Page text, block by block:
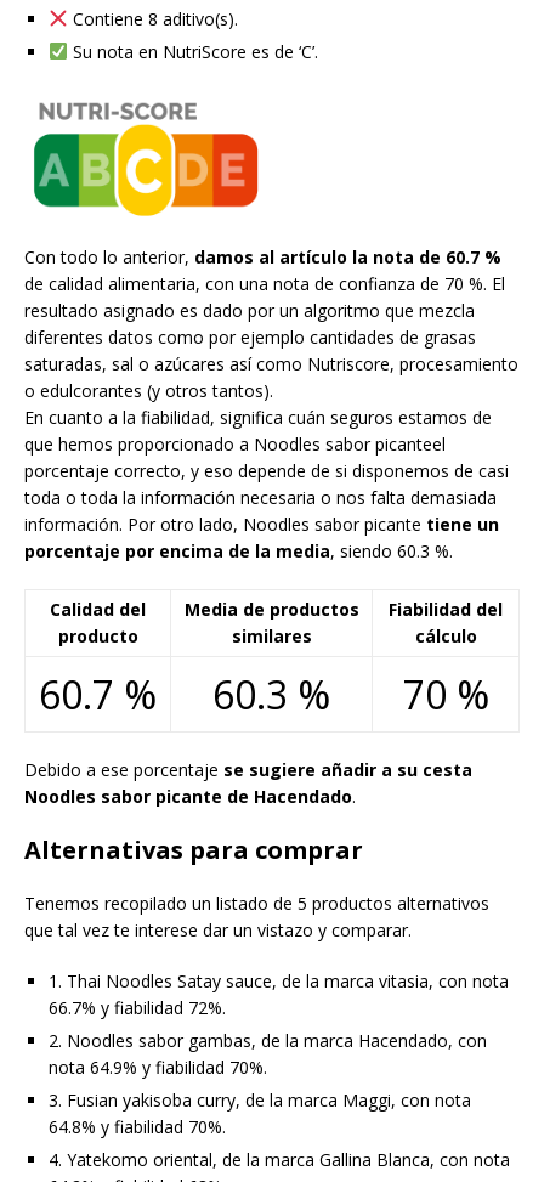
Contiene 8 aditivo(s).
Su nota en NutriScore es de ‘C’.
Con todo lo anterior, damos al artículo la nota de 60.7 %
de calidad alimentaria, con una nota de confianza de 70 %. El
resultado asignado es dado por un algoritmo que mezcla
diferentes datos como por ejemplo cantidades de grasas
saturadas, sal o azúcares así como Nutriscore, procesamiento
o edulcorantes (y otros tantos).
En cuanto a la fiabilidad, significa cuán seguros estamos de
que hemos proporcionado a Noodles sabor picanteel
porcentaje correcto, y eso depende de si disponemos de casi
toda o toda la información necesaria o nos falta demasiada
información. Por otro lado, Noodles sabor picante tiene un
porcentaje por encima de la media, siendo 60.3 %.
Calidad del
producto
Media de productos
similares
Fiabilidad del
cálculo
60.7 % 60.3 % 70 %
Debido a ese porcentaje se sugiere añadir a su cesta
Noodles sabor picante de Hacendado.
Alternativas para comprar
Tenemos recopilado un listado de 5 productos alternativos
que tal vez te interese dar un vistazo y comparar.
1. Thai Noodles Satay sauce, de la marca vitasia, con nota
66.7% y fiabilidad 72%.
2. Noodles sabor gambas, de la marca Hacendado, con
nota 64.9% y fiabilidad 70%.
3. Fusian yakisoba curry, de la marca Maggi, con nota
64.8% y fiabilidad 70%.
4. Yatekomo oriental, de la marca Gallina Blanca, con nota